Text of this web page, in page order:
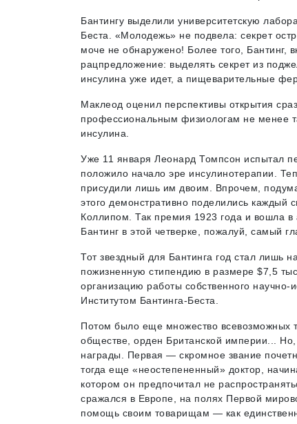
Бантингу выделили университетскую
Беста. «Молодежь» не подвела: секрет
моче не обнаружено! Более того, Бантинг,
рацпредложение: выделять секрет из
инсулина уже идет, а пищеварительные
Маклеод оценил перспективы открытия
профессиональным физиологам не менее
инсулина.
Уже 11 января Леонард Томпсон испытал
положило начало эре инсулинотерапии.
присудили лишь им двоим. Впрочем,
этого демонстративно поделились
Коллипом. Так премия 1923 года и вошла
Бантинг в этой четверке, пожалуй, самый
Тот звездный для Бантинга год стал лишь
пожизненную стипендию в размере $7,5
организацию работы собственного научно-
Институтом Бантинга-Беста.
Потом было еще множество всевозможных
обществе, орден Британской империи...
награды. Первая — скромное звание
тогда еще «неостепененный» доктор,
котором он предпочитал не
сражался в Европе, на полях Первой
помощь своим товарищам — как